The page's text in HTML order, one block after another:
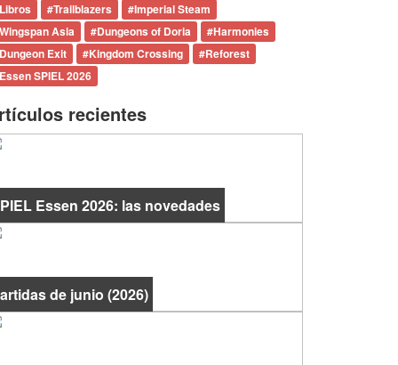
#Trailblazers #Imperial Steam
Asia #Dungeons of Doria #Harmonies
Exit #Kingdom Crossing #Reforest
SPIEL 2026
recientes
Essen 2026: las novedades
de junio (2026)